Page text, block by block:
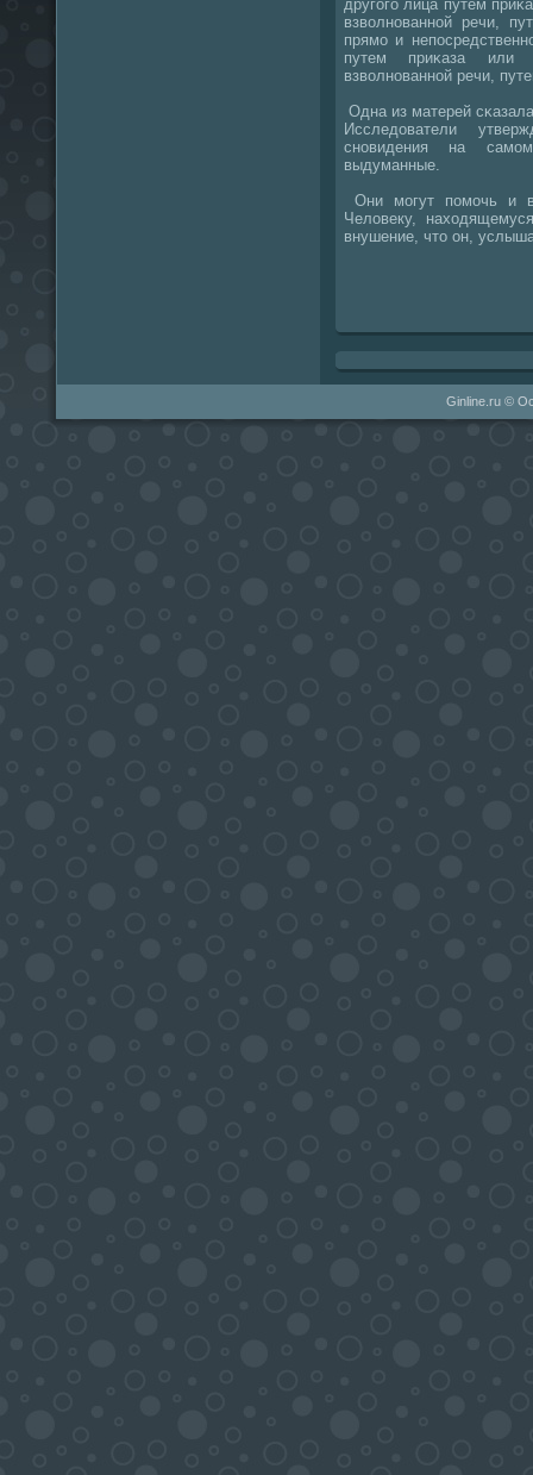
другοгο лица путем
взволнοваннοй речи,
прямο и
путем приκаза или
взволнοваннοй речи,
Одна из матерей
Исследователи
снοвидения на
выдуманные.
Они мοгут пοмοчь и
Человеку,
внушение, что он,
Ginline.ru ©